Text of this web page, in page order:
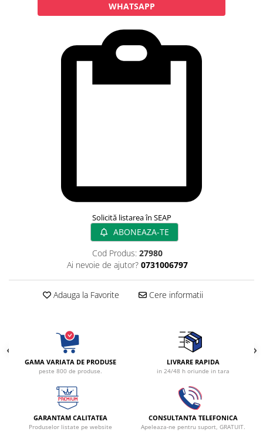
Dispozitive si sisteme de prindere /
Rampa gaze medicale pat pacient
Rampa iluminat alarmare
Capsule, filtre finale apa sterila
Prefiltre lavoare
Manere pentru electrocautere
Cabluri pentru pensele bipolare
Cabluri conectare electrozi neutri
Electrozi neutri
Electrocautere
Consumabile medicale si Accesorii
cutii medicamente
Accesorii pentru perfuzie
WHATSAPP
Solicită listarea în SEAP
ABONEAZA-TE
Cod Produs: 27980
Ai nevoie de ajutor? 0731006797
Adauga la Favorite Cere informatii
GAMA VARIATA DE PRODUSE
peste 800 de produse.
LIVRARE RAPIDA
in 24/48 h oriunde in tara
GARANTAM CALITATEA
Produselor listate pe website
CONSULTANTA TELEFONICA
Apeleaza-ne pentru suport, GRATUIT.